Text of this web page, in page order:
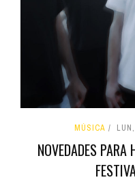
MÚSICA
NOVEDADES